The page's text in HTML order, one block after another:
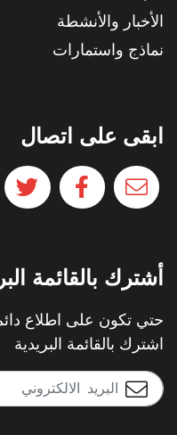
الأخبار والأنشطة
نماذج واستمارات
ابقى على اتصال
أشترك بالقائمة
حتي تكون على اطلاع
اشترك بالقائمة البريدية